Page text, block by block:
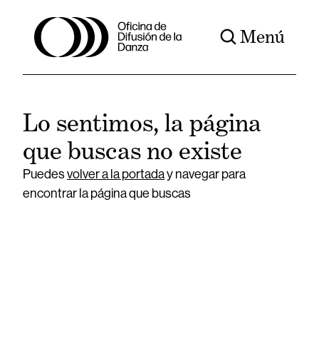
Menú
Lo sentimos, la página
que buscas no existe
Puedesvolver a la portaday navegar para
encontrar la página que buscas